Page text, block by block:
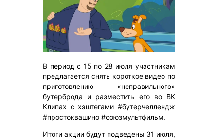
В период с 15 по 28 июля участникам
предлагается снять короткое видео по
приготовлению «неправильного»
бутерброда и разместить его во ВК
Клипах с хэштегами #бутерчеллендж
#простоквашино #союзмультфильм.
Итоги акции будут подведены 31 июля,